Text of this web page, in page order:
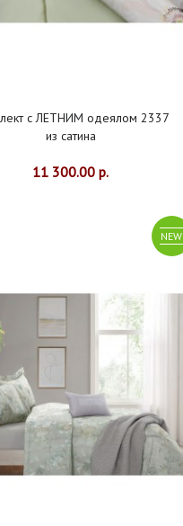
с ЛЕТНИМ одеялом 2337
из сатина
11 300.00 р.
NEW